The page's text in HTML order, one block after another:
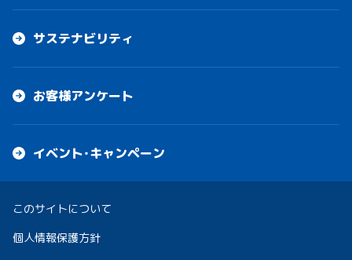
サステナビリティ
お客様アンケート
イベント・キャンペーン
このサイトについて
個人情報保護方針